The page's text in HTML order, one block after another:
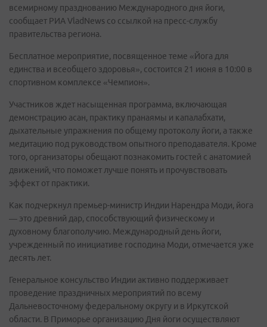
всемирному празднованию Международного дня йоги,
сообщает РИА VladNews со ссылкой на пресс-службу
правительства региона.
Бесплатное мероприятие, посвященное теме «Йога для
единства и всеобщего здоровья», состоится 21 июня в 10:00 в
спортивном комплексе «Чемпион».
Участников ждет насыщенная программа, включающая
демонстрацию асан, практику пранаямы и капалабхати,
дыхательные упражнения по общему протоколу йоги, а также
медитацию под руководством опытного преподавателя. Кроме
того, организаторы обещают познакомить гостей с анатомией
движений, что поможет лучше понять и прочувствовать
эффект от практики.
Как подчеркнул премьер-министр Индии Нарендра Моди, йога
— это древний дар, способствующий физическому и
духовному благополучию. Международный день йоги,
учрежденный по инициативе господина Моди, отмечается уже
десять лет.
Генеральное консульство Индии активно поддерживает
проведение праздничных мероприятий по всему
Дальневосточному федеральному округу и в Иркутской
области. В Приморье организацию Дня йоги осуществляют